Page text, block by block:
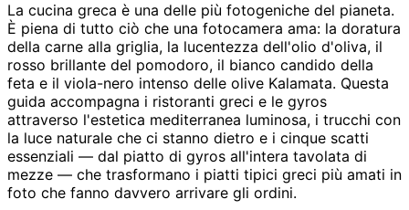
La cucina greca è una delle più fotogeniche del pianeta.
È piena di tutto ciò che una fotocamera ama: la doratura
della carne alla griglia, la lucentezza dell'olio d'oliva, il
rosso brillante del pomodoro, il bianco candido della
feta e il viola-nero intenso delle olive Kalamata. Questa
guida accompagna i ristoranti greci e le gyros
attraverso l'estetica mediterranea luminosa, i trucchi con
la luce naturale che ci stanno dietro e i cinque scatti
essenziali — dal piatto di gyros all'intera tavolata di
mezze — che trasformano i piatti tipici greci più amati in
foto che fanno davvero arrivare gli ordini.